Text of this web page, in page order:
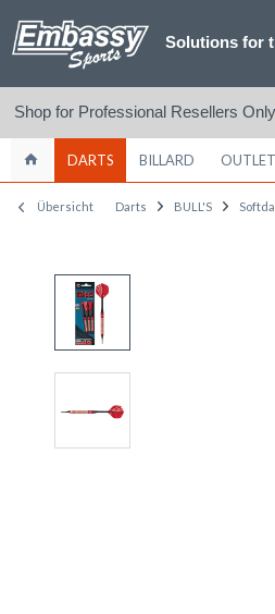
Solutions for
Shop for Professional Resellers Only
DARTS BILLARD OUTLET
Übersicht Darts BULL'S